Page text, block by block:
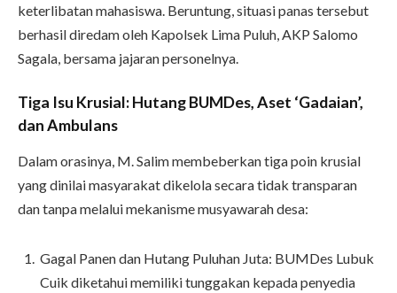
keterlibatan mahasiswa. Beruntung, situasi panas tersebut
berhasil diredam oleh Kapolsek Lima Puluh, AKP Salomo
Sagala, bersama jajaran personelnya.
Tiga Isu Krusial: Hutang BUMDes, Aset ‘Gadaian’,
dan Ambulans
Dalam orasinya, M. Salim membeberkan tiga poin krusial
yang dinilai masyarakat dikelola secara tidak transparan
dan tanpa melalui mekanisme musyawarah desa:
Gagal Panen dan Hutang Puluhan Juta: BUMDes Lubuk
Cuik diketahui memiliki tunggakan kepada penyedia